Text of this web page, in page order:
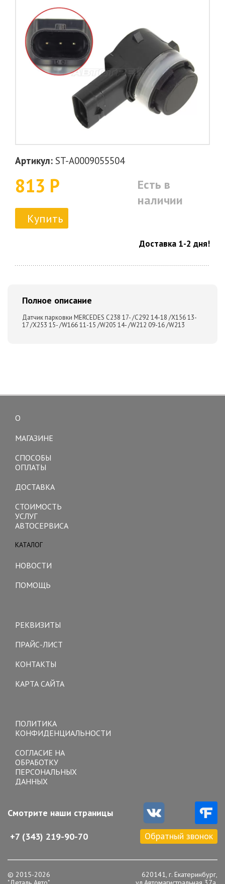
Артикул: ST-A0009055504
813 Р
Есть в
наличии
Купить
Доставка 1-2 дня!
Полное описание
Датчик парковки MERCEDES C238 17- /C292 14-18 /X156 13-
17 /X253 15- /W166 11-15 /W205 14- /W212 09-16 /W213
О
МАГАЗИНЕ
СПОСОБЫ
ОПЛАТЫ
ДОСТАВКА
СТОИМОСТЬ
УСЛУГ
АВТОСЕРВИСА
КАТАЛОГ
НОВОСТИ
ПОМОЩЬ
РЕКВИЗИТЫ
ПРАЙС-ЛИСТ
КОНТАКТЫ
КАРТА САЙТА
ПОЛИТИКА
КОНФИДЕНЦИАЛЬНОСТИ
СОГЛАСИЕ НА
ОБРАБОТКУ
ПЕРСОНАЛЬНЫХ
ДАННЫХ
Смотрите наши страницы
+7 (343) 219-90-70 Обратный звонок
© 2015-2026
620141, г. Екатеринбург,